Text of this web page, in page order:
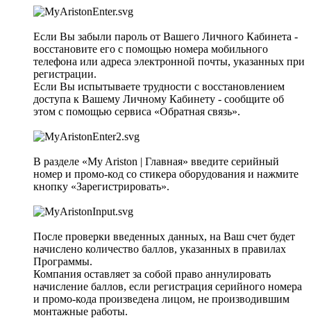
Если Вы забыли пароль от Вашего Личного Кабинета -
восстановите его с помощью номера мобильного
телефона или адреса электронной почты, указанных при
регистрации.
Если Вы испытываете трудности с восстановлением
доступа к Вашему Личному Кабинету - сообщите об
этом с помощью сервиса «Обратная связь».
В разделе «My Ariston | Главная» введите серийный
номер и промо-код со стикера оборудования и нажмите
кнопку «Зарегистрировать».
После проверки введенных данных, на Ваш счет будет
начислено количество баллов, указанных в правилах
Программы.
Компания оставляет за собой право аннулировать
начисление баллов, если регистрация серийного номера
и промо-кода произведена лицом, не производившим
монтажные работы.